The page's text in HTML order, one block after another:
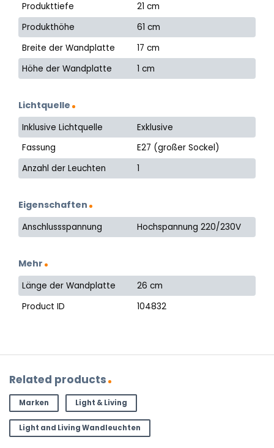
Produkttiefe
21 cm
Produkthöhe
61 cm
Breite der Wandplatte
17 cm
Höhe der Wandplatte
1 cm
Lichtquelle
Inklusive Lichtquelle
Exklusive
Fassung
E27 (großer Sockel)
Anzahl der Leuchten
1
Eigenschaften
Anschlussspannung Hochspannung 220/230V
Mehr
Länge der Wandplatte
26 cm
Product ID
104832
Related products
Marken Light & Living
Light and Living Wandleuchten